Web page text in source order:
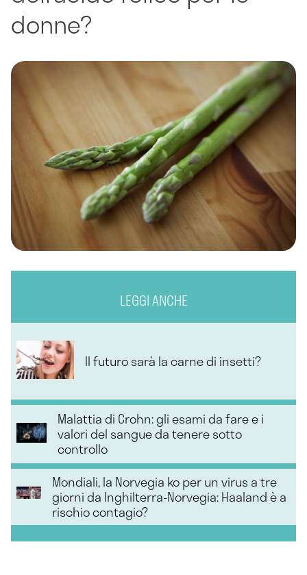
donne?
LEGGI ANCHE
Il futuro sarà la carne di insetti?
Malattia di Crohn: gli esami da fare e i
valori del sangue da tenere sotto
controllo
Mondiali, la Norvegia ko per un virus a tre
giorni da Inghilterra-Norvegia: Haaland è a
rischio contagio?